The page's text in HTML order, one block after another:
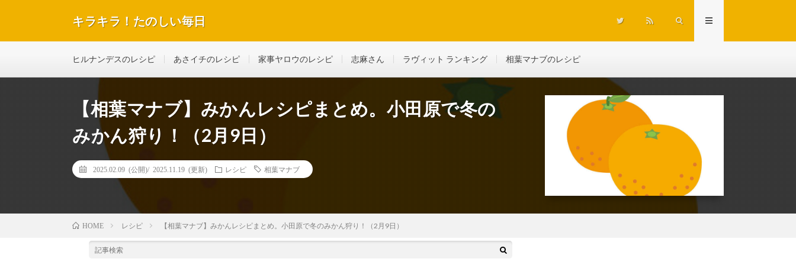
キラキラ！たのしい毎日
ヒルナンデスのレシピ あさイチのレシピ 家事ヤロウのレシピ 志麻さん ラヴィット ランキング 相葉マナブのレシピ
【相葉マナブ】みかんレシピまとめ。小田原で冬の
みかん狩り！（2月9日）
2025.02.09 (公開)/ 2025.11.19 (更新) レシピ 相葉マナブ
HOME レシピ 【相葉マナブ】みかんレシピまとめ。小田原で冬のみかん狩り！（2月9日）